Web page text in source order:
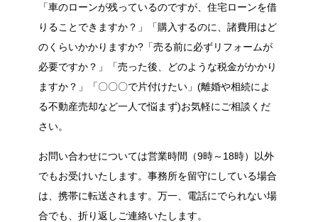
「車のローンが残っているのですが、住宅ローンを借
りることできますか？」「購入するのに、諸費用はど
のくらいかかりますか?「売る前に必ずリフォームが
必要ですか？」「売った後、どのような税金がかかり
ますか？」「〇〇〇で片付けたい」(離婚や相続によ
る不動産売却など一人で悩まず)お気軽にご相談くだ
さい。
お問い合わせについては営業時間（9時～18時）以外
でもお受けいたします。事務所を留守にしている場合
は、携帯に転送されます。万一、電話にでられない場
合でも、折り返しご連絡いたします。